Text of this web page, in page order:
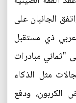
الجانبان على
ذي مستقبل
"ثماني مبادرات
مثل الذكاء
الكربون، ودفع